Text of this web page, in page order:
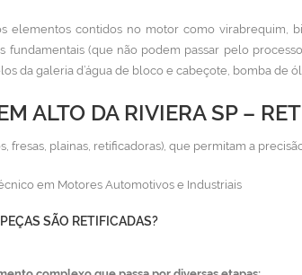
elementos contidos no motor como virabrequim,
fundamentais (que não podem passar pelo
da galeria d’água de bloco e cabeçote, bomba de
ALTO DA RIVIERA SP –
fresas, plainas, retificadoras), que permitam a
em Motores Automotivos e Industriais
SÃO RETIFICADAS?